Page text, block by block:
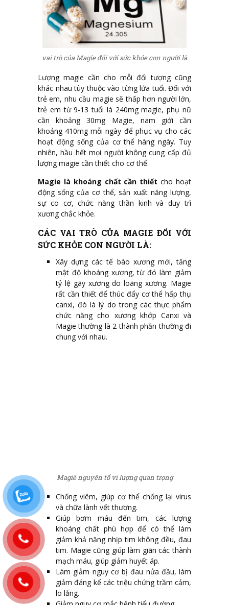
vai trò của Magie đối với sức khỏe con người là
Lượng magie cần cho mỗi đối tượng cũng
khác nhau tùy thuộc vào từng lứa tuổi. Đối với
trẻ em, nhu cầu magie sẽ thấp hơn người lớn,
trẻ em từ 9-13 tuổi là 240mg magie, phụ nữ
cần khoảng 30mg Magie, nam giới cần
khoảng 410mg mỗi ngày để phục vụ cho các
hoạt động sống của cơ thể hàng ngày. Tuy
nhiên, hầu hết mọi người không cung cấp đủ
lượng magie cần thiết cho cơ thể.
Magie là khoáng chất cần thiết cho hoạt
động sống của cơ thể, sản xuất năng lượng,
sự co cơ, chức năng thần kinh và duy trì
xương chắc khỏe.
CÁC VAI TRÒ CỦA MAGIE ĐỐI VỚI
SỨC KHỎE CON NGƯỜI LÀ:
Xây dựng các tế bào xương mới, tăng
mật độ khoáng xương, từ đó làm giảm
tỷ lệ gãy xương do loãng xương. Magie
rất cần thiết để thúc đẩy cơ thể hấp thụ
canxi, đó là lý do trong các thực phẩm
chức năng cho xương khớp Canxi và
Magie thường là 2 thành phần thường đi
chung với nhau.
Magiê nguyên tố vi lượng quan trọng
Chống viêm, giúp cơ thể chống lại virus
và chữa lành vết thương.
Giúp bơm máu đến tim, các lượng
khoáng chất phù hợp để có thể làm
giảm khả năng nhịp tim không đều, đau
tim. Magie cũng giúp làm giãn các thành
mạch máu, giúp giảm huyết áp.
Làm giảm nguy cơ bị đau nửa đầu, làm
giảm đáng kể các triệu chứng trầm cảm,
lo lắng.